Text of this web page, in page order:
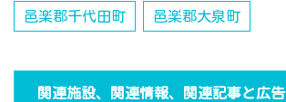
邑楽郡千代田町 邑楽郡大泉町
関連施設、関連情報、関連記事と広告